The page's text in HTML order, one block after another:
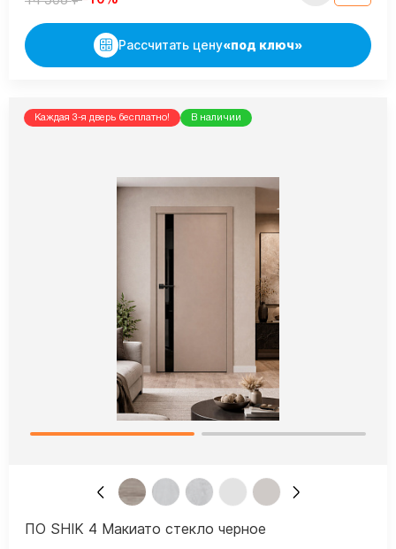
Рассчитать цену«под ключ»
Каждая 3-я дверь бесплатно! В наличии
ПО SHIK 4 Макиато стекло черное